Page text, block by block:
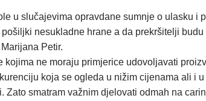
u slučajevima opravdane sumnje o ulasku i
nesukladne hrane a da prekršitelji
Petir.
ne moraju primjerice udovoljavati
koja se ogleda u nižim cijenama ali i
smatram važnim djelovati odmah na